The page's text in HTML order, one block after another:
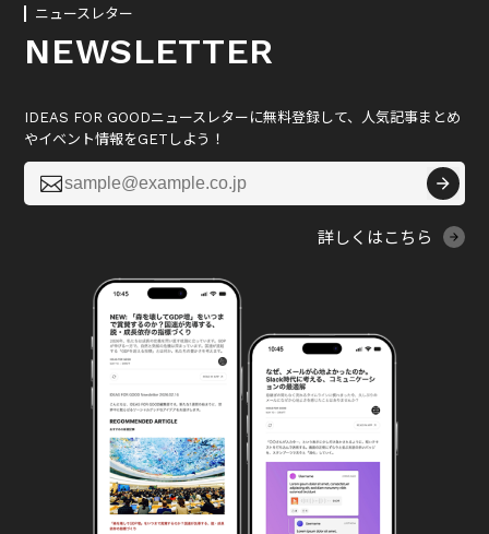
ニュースレター
NEWSLETTER
IDEAS FOR GOODニュースレターに無料登録して、人気記事まとめ
やイベント情報をGETしよう！

詳しくはこちら